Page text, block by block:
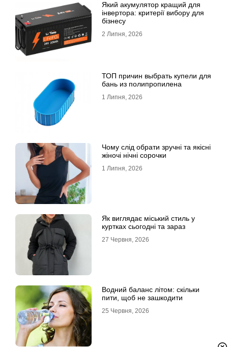
Який акумулятор кращий для
інвертора: критерії вибору для
бізнесу
2 Липня, 2026
ТОП причин выбрать купели для
бань из полипропилена
1 Липня, 2026
Чому слід обрати зручні та якісні
жіночі нічні сорочки
1 Липня, 2026
Як виглядає міський стиль у
куртках сьогодні та зараз
27 Червня, 2026
Водний баланс літом: скільки
пити, щоб не зашкодити
25 Червня, 2026